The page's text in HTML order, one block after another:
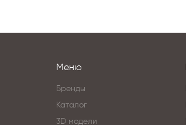
Меню
Бренды
Каталог
3D модели